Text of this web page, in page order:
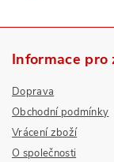
Informace pro
Doprava
Obchodní podmínky
Vrácení zboží
O společnosti